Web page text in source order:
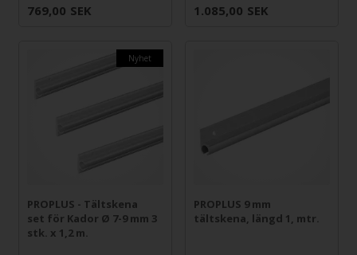
769,00 SEK 1.085,00 SEK
Nyhet
PROPLUS - Tältskena
set för Kador Ø 7-9 mm 3
stk. x 1,2 m.
PROPLUS 9 mm
tältskena, längd 1, mtr.